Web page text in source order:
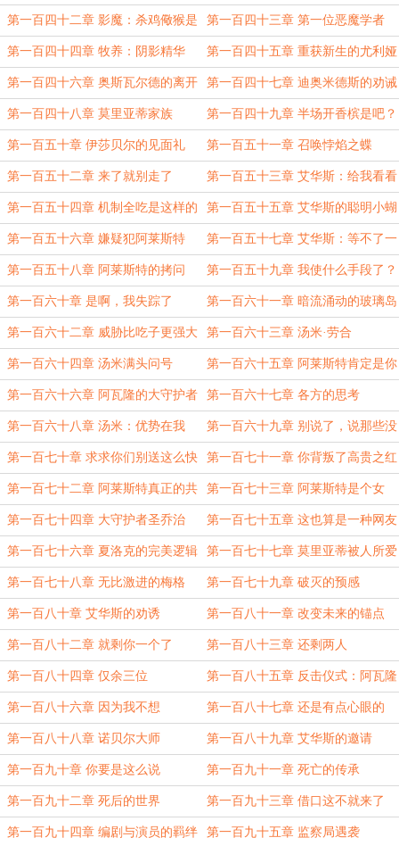
第一百四十二章 影魔：杀鸡儆猴是
吧
第一百四十三章 第一位恶魔学者
第一百四十四章 牧养：阴影精华 第一百四十五章 重获新生的尤利娅
第一百四十六章 奥斯瓦尔德的离开 第一百四十七章 迪奥米德斯的劝诫
第一百四十八章 莫里亚蒂家族 第一百四十九章 半场开香槟是吧？
第一百五十章 伊莎贝尔的见面礼 第一百五十一章 召唤悖焰之蝶
第一百五十二章 来了就别走了 第一百五十三章 艾华斯：给我看看
（震声）
第一百五十四章 机制全吃是这样的 第一百五十五章 艾华斯的聪明小蝴
蝶
第一百五十六章 嫌疑犯阿莱斯特 第一百五十七章 艾华斯：等不了一
点
第一百五十八章 阿莱斯特的拷问 第一百五十九章 我使什么手段了？
第一百六十章 是啊，我失踪了 第一百六十一章 暗流涌动的玻璃岛
第一百六十二章 威胁比吃子更强大 第一百六十三章 汤米·劳合
第一百六十四章 汤米满头问号 第一百六十五章 阿莱斯特肯定是你
的人
第一百六十六章 阿瓦隆的大守护者 第一百六十七章 各方的思考
第一百六十八章 汤米：优势在我 第一百六十九章 别说了，说那些没
用
第一百七十章 求求你们别送这么快 第一百七十一章 你背叛了高贵之红
第一百七十二章 阿莱斯特真正的共
犯
第一百七十三章 阿莱斯特是个女
人！
第一百七十四章 大守护者圣乔治 第一百七十五章 这也算是一种网友
面基
第一百七十六章 夏洛克的完美逻辑 第一百七十七章 莫里亚蒂被人所爱
第一百七十八章 无比激进的梅格 第一百七十九章 破灭的预感
第一百八十章 艾华斯的劝诱 第一百八十一章 改变未来的锚点
第一百八十二章 就剩你一个了 第一百八十三章 还剩两人
第一百八十四章 仅余三位 第一百八十五章 反击仪式：阿瓦隆
之影
第一百八十六章 因为我不想 第一百八十七章 还是有点心眼的
第一百八十八章 诺贝尔大师 第一百八十九章 艾华斯的邀请
第一百九十章 你要是这么说 第一百九十一章 死亡的传承
第一百九十二章 死后的世界 第一百九十三章 借口这不就来了
第一百九十四章 编剧与演员的羁绊 第一百九十五章 监察局遇袭